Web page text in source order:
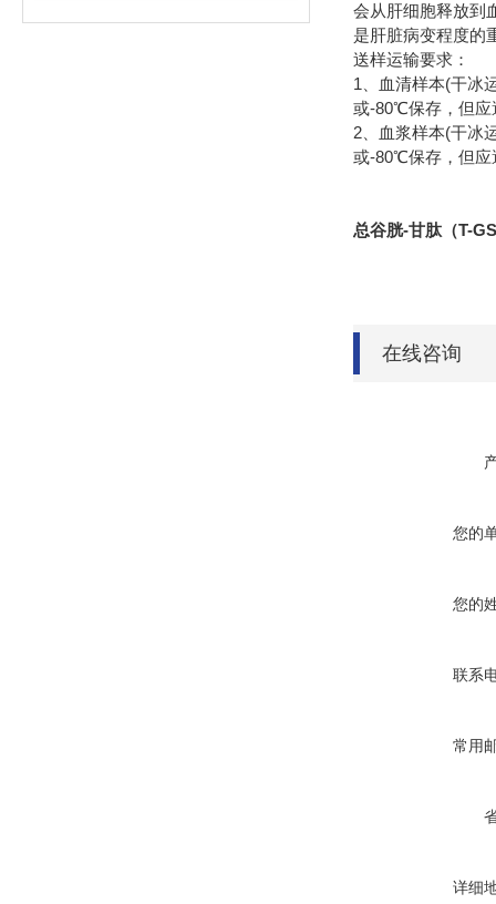
会从肝细胞释放到
是肝脏病变程度的
送样运输要求：
1、血清样本(干冰
或-80℃保存，但应
2、血浆样本(干冰
或-80℃保存，但应
总谷胱-甘肽（T-
在线咨询
您的
您的
联系
常用
详细